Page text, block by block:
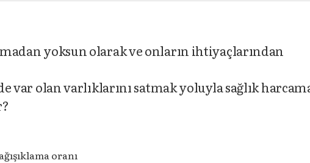
yoksun olarak ve onların ihtiyaçlarından
var olan varlıklarını satmak yoluyla sağlık
oranı